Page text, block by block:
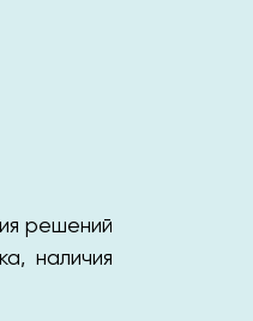
решений
наличия